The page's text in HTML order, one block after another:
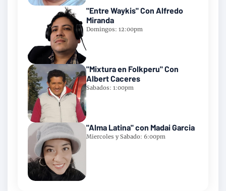
"Entre Waykis" Con Alfredo
Miranda
Domingos: 12:00pm
"Mixtura en Folkperu" Con
Albert Caceres
Sabados: 1:00pm
"Alma Latina" con Madai Garcia
Miercoles y Sabado: 6:00pm